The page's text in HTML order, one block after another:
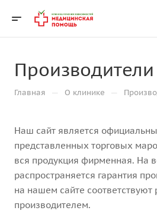
Производители
Главная — О клинике —
Наш сайт является
представленных торговых
вся продукция фирменная. На
распространяется гарантия
на нашем сайте
производителем.